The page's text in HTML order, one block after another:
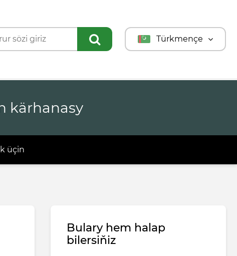
Türkmençe
kärhanasy
üçin
Bulary hem halap
bilersiňiz